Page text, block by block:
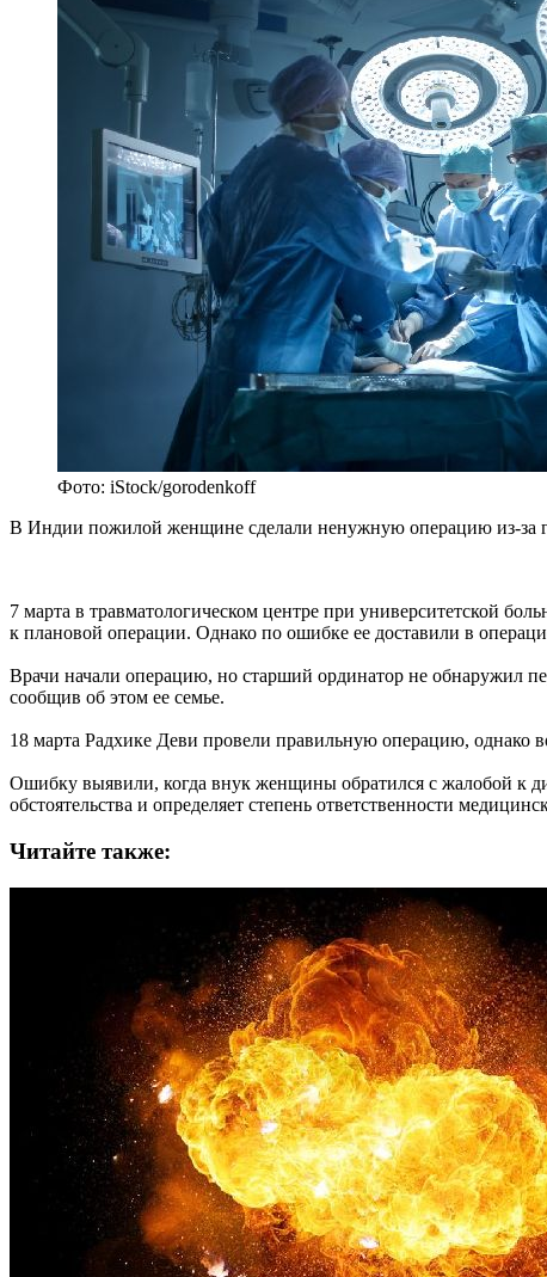
Фото: iStock/gorodenkoff
В Индии пожилой женщине сделали ненужную операцию из-за
7 марта в травматологическом центре при университетской
к плановой операции. Однако по ошибке ее доставили в
Врачи начали операцию, но старший ординатор не обнаружил
сообщив об этом ее семье.
18 марта Радхике Деви провели правильную операцию, однако
Ошибку выявили, когда внук женщины обратился с жалобой к
обстоятельства и определяет степень ответственности
Читайте также: